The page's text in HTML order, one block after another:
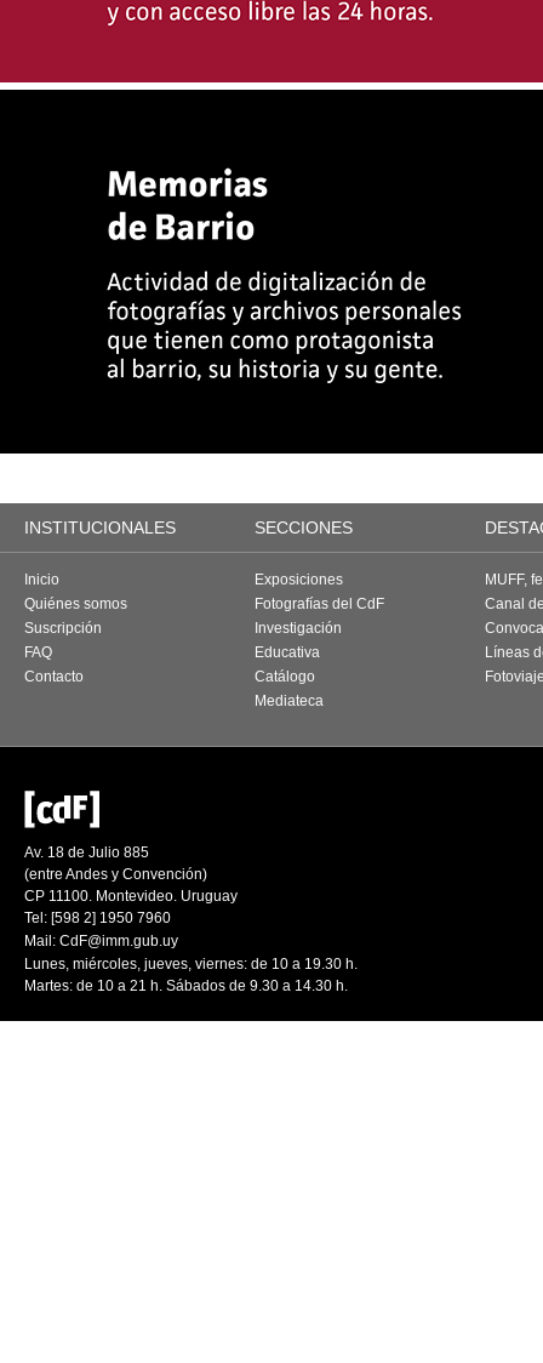
INSTITUCIONALES SECCIONES
Inicio
Quiénes somos
Suscripción
FAQ
Contacto
Exposiciones
Fotografías del CdF
Investigación
Educativa
Catálogo
Mediateca
MUFF,
Canal
Líneas
Av. 18 de Julio 885
(entre Andes y Convención)
CP 11100. Montevideo. Uruguay
Tel: [598 2] 1950 7960
Mail: CdF@imm.gub.uy
Lunes, miércoles, jueves, viernes: de 10 a 19.30 h.
Martes: de 10 a 21 h. Sábados de 9.30 a 14.30 h.